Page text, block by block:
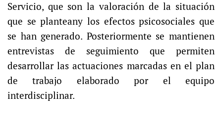
Servicio, que son la valoración de la situación
que se planteany los efectos psicosociales que
se han generado. Posteriormente se mantienen
entrevistas de seguimiento que permiten
desarrollar las actuaciones marcadas en el plan
de trabajo elaborado por el equipo
interdisciplinar.